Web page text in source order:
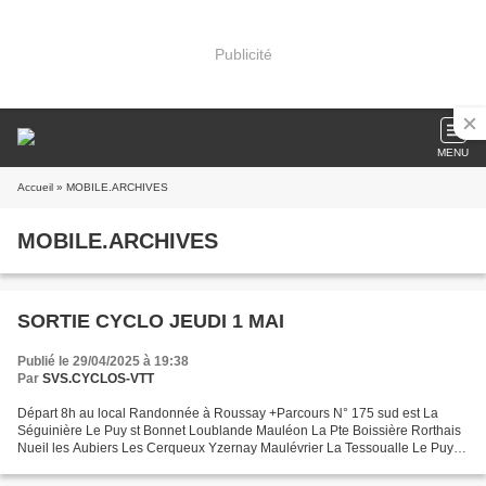
Publicité
MENU
Accueil » MOBILE.ARCHIVES
MOBILE.ARCHIVES
SORTIE CYCLO JEUDI 1 MAI
Publié le 29/04/2025 à 19:38
Par SVS.CYCLOS-VTT
Départ 8h au local Randonnée à Roussay +Parcours N° 175 sud est La
Séguinière Le Puy st Bonnet Loublande Mauléon La Pte Boissière Rorthais
Nueil les Aubiers Les Cerqueux Yzernay Maulévrier La Tessoualle Le Puy st